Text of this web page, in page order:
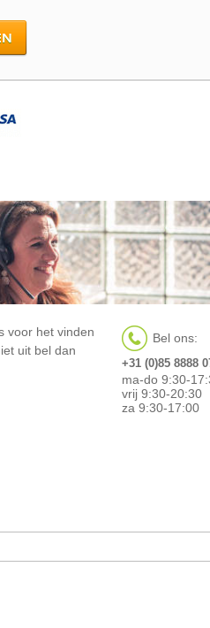
voor het vinden
uit bel dan
Bel ons:
+31 (0)85 8888
ma-do 9:30-
vrij 9:30-20:30
za 9:30-17:00